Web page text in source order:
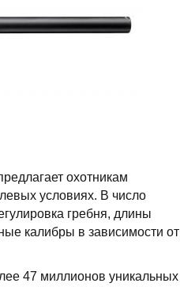
охотникам
условиях. В число
гребня, длины
калибры в зависимости от
47 миллионов уникальных